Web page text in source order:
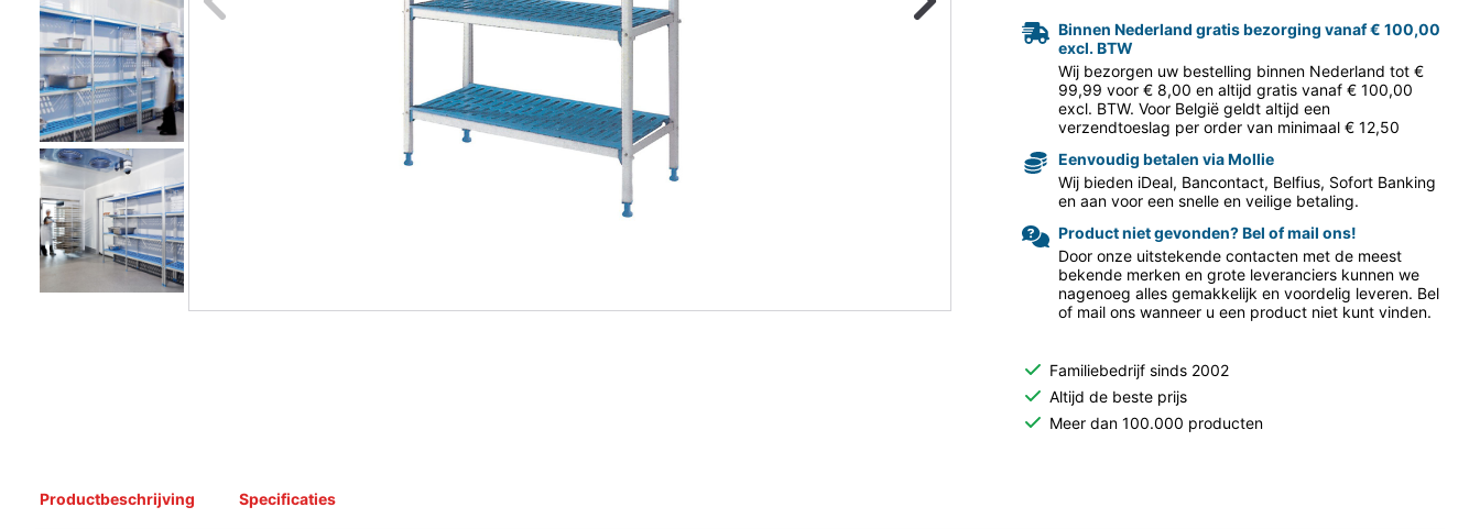
Naar vorige foto Naar volgende
Binnen Nederland gratis bezorging vanaf € 100,00
excl. BTW
Wij bezorgen uw bestelling binnen Nederland tot €
99,99 voor € 8,00 en altijd gratis vanaf € 100,00
excl. BTW. Voor België geldt altijd een
verzendtoeslag per order van minimaal € 12,50
Eenvoudig betalen via Mollie
Wij bieden iDeal, Bancontact, Belfius, Sofort Banking
en aan voor een snelle en veilige betaling.
Product niet gevonden? Bel of mail ons!
Door onze uitstekende contacten met de meest
bekende merken en grote leveranciers kunnen we
nagenoeg alles gemakkelijk en voordelig leveren. Bel
of mail ons wanneer u een product niet kunt vinden.
Familiebedrijf sinds 2002
Altijd de beste prijs
Meer dan 100.000 producten
Productbeschrijving Specificaties